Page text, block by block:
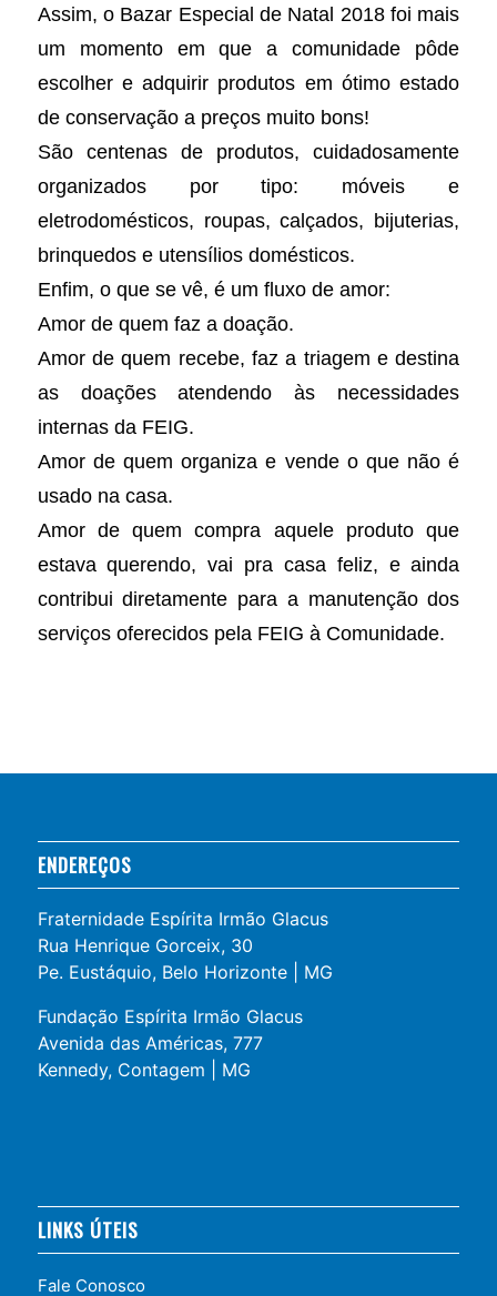
Assim, o Bazar Especial de Natal 2018 foi mais
um momento em que a comunidade pôde
escolher e adquirir produtos em ótimo estado
de conservação a preços muito bons!
São centenas de produtos, cuidadosamente
organizados por tipo: móveis e
eletrodomésticos, roupas, calçados, bijuterias,
brinquedos e utensílios domésticos.
Enfim, o que se vê, é um fluxo de amor:
Amor de quem faz a doação.
Amor de quem recebe, faz a triagem e destina
as doações atendendo às necessidades
internas da FEIG.
Amor de quem organiza e vende o que não é
usado na casa.
Amor de quem compra aquele produto que
estava querendo, vai pra casa feliz, e ainda
contribui diretamente para a manutenção dos
serviços oferecidos pela FEIG à Comunidade.
ENDEREÇOS
Fraternidade Espírita Irmão Glacus
Rua Henrique Gorceix, 30
Pe. Eustáquio, Belo Horizonte | MG
Fundação Espírita Irmão Glacus
Avenida das Américas, 777
Kennedy, Contagem | MG
LINKS ÚTEIS
Fale Conosco